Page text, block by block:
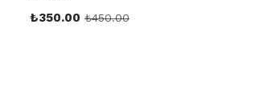
₺350.00 ₺450.00